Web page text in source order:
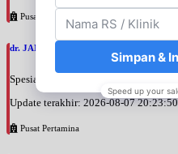
Pusat Pertamina
dr. JANUAR HABIBI, SpP
Spesialis: Paru
Update terakhir: 2026-08-07 20:23:50
Pusat Pertamina